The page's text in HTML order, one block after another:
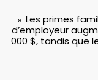
Les primes
d’employeur
000 $, tandis que